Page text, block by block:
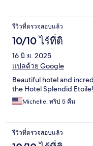
รีวิวที่ตรวจสอบแล้ว
10/10 ไร้ที่ติ
16 มิ.ย. 2025
แปลด้วย Google
Beautiful hotel and
the Hotel Splendid Etoile!
Michelle, ทริป 5 คืน
รีวิวที่ตรวจสอบแล้ว